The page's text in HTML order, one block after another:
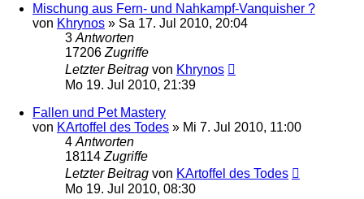
Mischung aus Fern- und Nahkampf-Vanquisher ?
von Khrynos » Sa 17. Jul 2010, 20:04
3 Antworten
17206 Zugriffe
Letzter Beitrag von Khrynos
Mo 19. Jul 2010, 21:39
Fallen und Pet Mastery
von KArtoffel des Todes » Mi 7. Jul 2010, 11:00
4 Antworten
18114 Zugriffe
Letzter Beitrag von KArtoffel des Todes
Mo 19. Jul 2010, 08:30